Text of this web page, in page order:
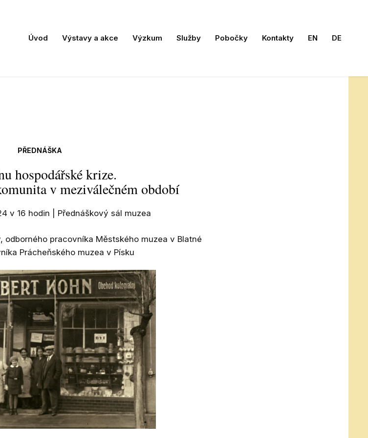
Úvod Výstavy a akce Výzkum Služby Pobočky Kontakty EN DE
PŘEDNÁŠKA
hospodářské krize.
v meziválečném období
v 16 hodin | Přednáškový sál muzea
odborného pracovníka Městského muzea v Blatné
Prácheňského muzea v Písku